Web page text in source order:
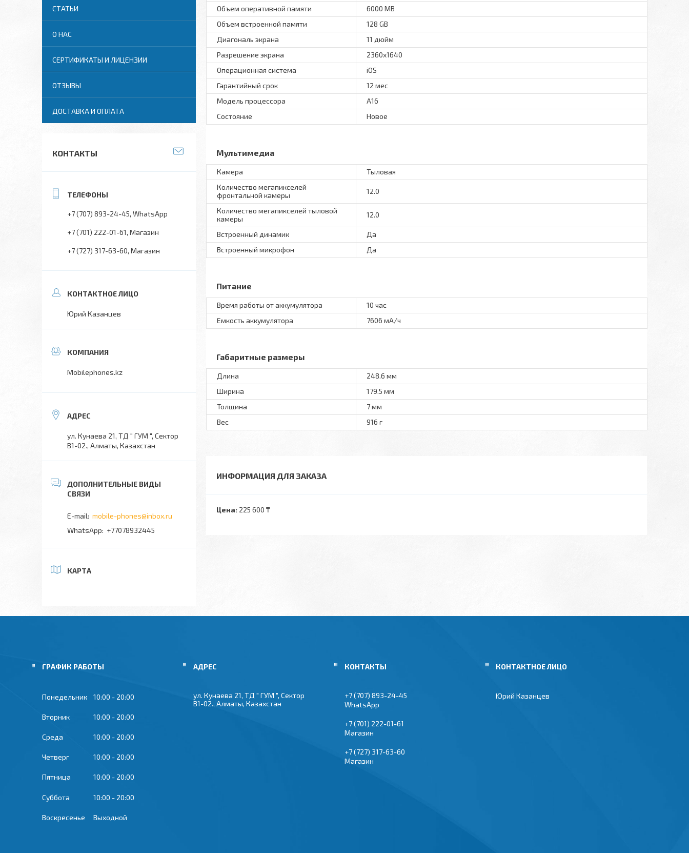
Объем оперативной памяти
6000 MB
Объем встроенной памяти
128 GB
Диагональ экрана
11 дюйм
Разрешение экрана
2360x1640
Операционная система
iOS
Гарантийный срок
12 мес
Модель процессора
A16
Состояние
Новое
Мультимедиа
Камера
Тыловая
Количество мегапикселей
фронтальной камеры
12.0
Количество мегапикселей тыловой
камеры
12.0
Встроенный динамик
Да
Встроенный микрофон
Да
Питание
Время работы от аккумулятора
10 час
Емкость аккумулятора
7606 мА/ч
Габаритные размеры
Длина
248.6 мм
Ширина
179.5 мм
Толщина
7 мм
Вес
916 г
ИНФОРМАЦИЯ ДЛЯ ЗАКАЗА
Цена: 225 600 ₸
СТАТЬИ
О НАС
СЕРТИФИКАТЫ И ЛИЦЕНЗИИ
ОТЗЫВЫ
ДОСТАВКА И ОПЛАТА
КОНТАКТЫ
+7 (707) 893-24-45 WhatsApp
+7 (701) 222-01-61 Магазин
+7 (727) 317-63-60 Магазин
Юрий Казанцев
Mobilephones.kz
ул. Кунаева 21, ТД " ГУМ ", Сектор
В1-02., Алматы, Казахстан
mobile-phones@inbox.ru
+77078932445
КАРТА
ГРАФИК РАБОТЫ
Понедельник 10:00 20:00
Вторник 10:00 20:00
Среда 10:00 20:00
Четверг 10:00 20:00
Пятница 10:00 20:00
Суббота 10:00 20:00
Воскресенье Выходной
ул. Кунаева 21, ТД " ГУМ ", Сектор
В1-02., Алматы, Казахстан
+7 (707) 893-24-45
WhatsApp
+7 (701) 222-01-61
Магазин
+7 (727) 317-63-60
Магазин
Юрий Казанцев